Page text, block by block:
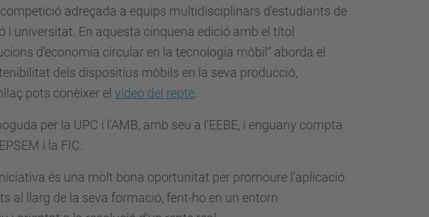
adreçada a equips multidisciplinars d'estudiants de
i universitat. En aquesta cinquena edició amb el títol
d'economia circular en la tecnologia mòbil” aborda el
dels dispositius mòbils en la seva producció,
pots conèixer el vídeo del repte
per la UPC i l'AMB, amb seu a l'EEBE, i enguany compta
i la FIC.
és una molt bona oportunitat per promoure l'aplicació
al llarg de la seva formació, fent-ho en un entorn